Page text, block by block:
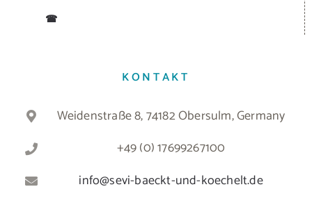
☎
KONTAKT
Weidenstraße 8, 74182 Obersulm, Germany
+49 (0) 17699267100
info@sevi-baeckt-und-koechelt.de